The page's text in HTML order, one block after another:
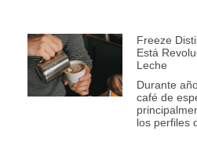
Freeze
Está
Leche
Durante
café de
los perfiles